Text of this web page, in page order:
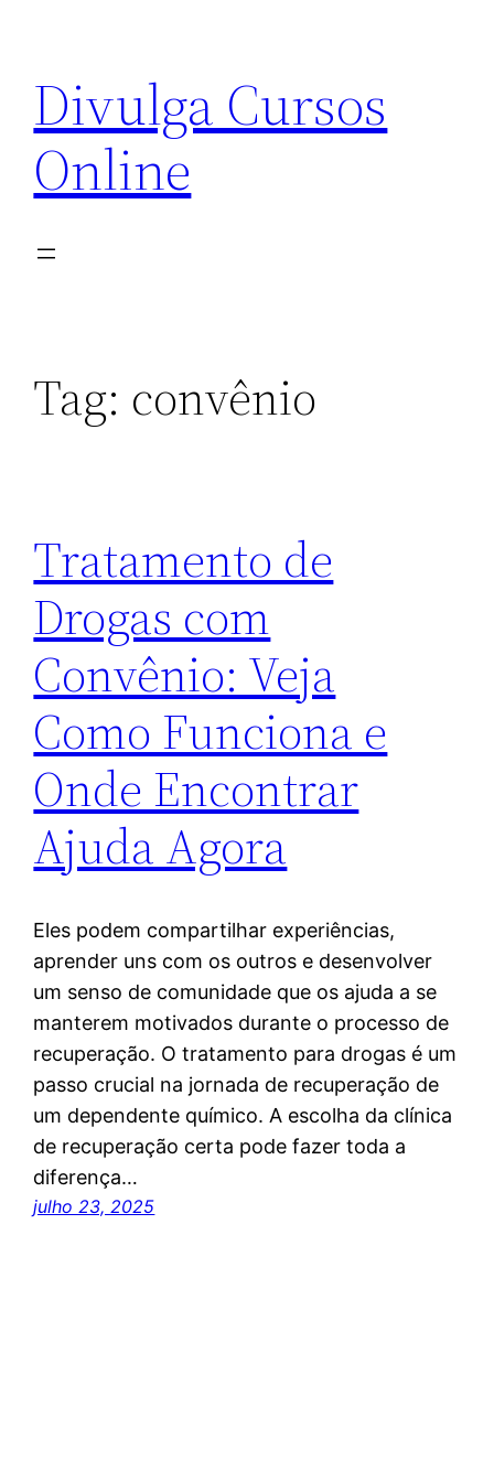
conteúdo
Divulga Cursos
Online
Tag: convênio
Tratamento de
Drogas com
Convênio: Veja
Como Funciona e
Onde Encontrar
Ajuda Agora
Eles podem compartilhar experiências,
aprender uns com os outros e desenvolver
um senso de comunidade que os ajuda a se
manterem motivados durante o processo de
recuperação. O tratamento para drogas é um
passo crucial na jornada de recuperação de
um dependente químico. A escolha da clínica
de recuperação certa pode fazer toda a
diferença…
julho 23, 2025